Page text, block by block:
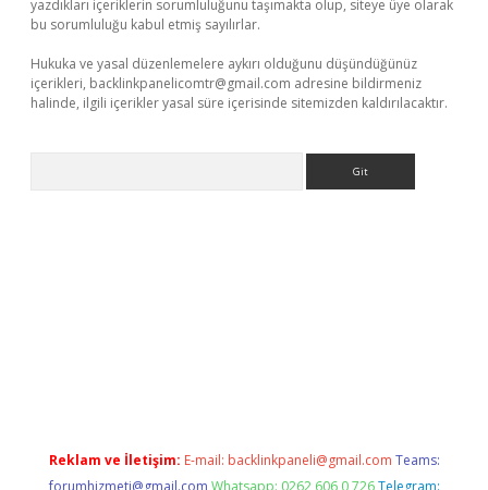
yazdıkları içeriklerin sorumluluğunu taşımakta olup, siteye üye olarak
bu sorumluluğu kabul etmiş sayılırlar.
Hukuka ve yasal düzenlemelere aykırı olduğunu düşündüğünüz
içerikleri, backlinkpanelicomtr@gmail.com adresine bildirmeniz
halinde, ilgili içerikler yasal süre içerisinde sitemizden kaldırılacaktır.
Reklam ve İletişim: E-mail: backlinkpaneli@gmail.com Teams:
forumhizmeti@gmail.com Whatsapp: 0262 606 0 726 Telegram: